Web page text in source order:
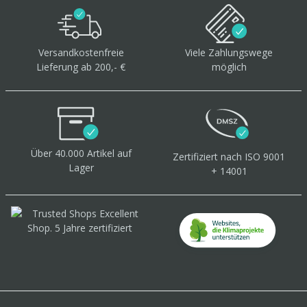
Versandkostenfreie
Lieferung ab 200,- €
Viele Zahlungswege
möglich
Über 40.000 Artikel auf
Lager
Zertifiziert nach ISO 9001
+ 14001